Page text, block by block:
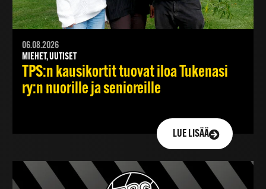
06.08.2026
MIEHET, UUTISET
TPS:n kausikortit tuovat iloa Tukenasi
ry:n nuorille ja senioreille
LUE LISÄÄ